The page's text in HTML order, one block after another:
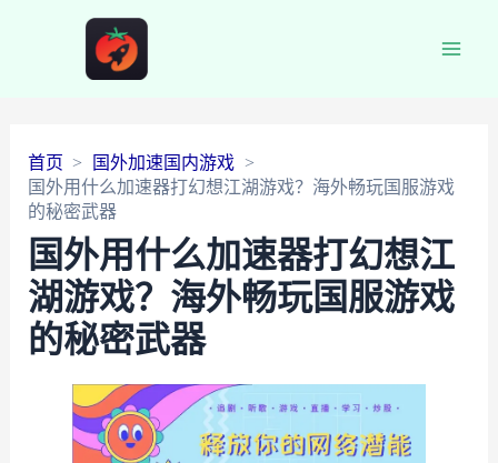
首页
国外加速国内游戏
国外用什么加速器打幻想江湖游戏？海外畅玩国服游戏
的秘密武器
国外用什么加速器打幻想江
湖游戏？海外畅玩国服游戏
的秘密武器